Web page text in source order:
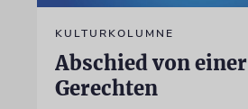
KULTURKOLUMNE
Abschied von einer
Gerechten